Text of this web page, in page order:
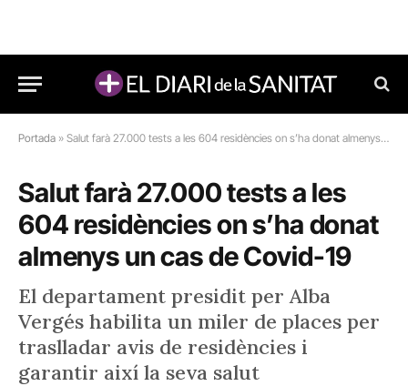
Portada » Salut farà 27.000 tests a les 604 residències on s’ha donat almenys un cas de Covid-19
Salut farà 27.000 tests a les
604 residències on s’ha donat
almenys un cas de Covid-19
El departament presidit per Alba
Vergés habilita un miler de places per
traslladar avis de residències i
garantir així la seva salut